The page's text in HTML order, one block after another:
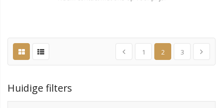
1 2 3
Huidige filters